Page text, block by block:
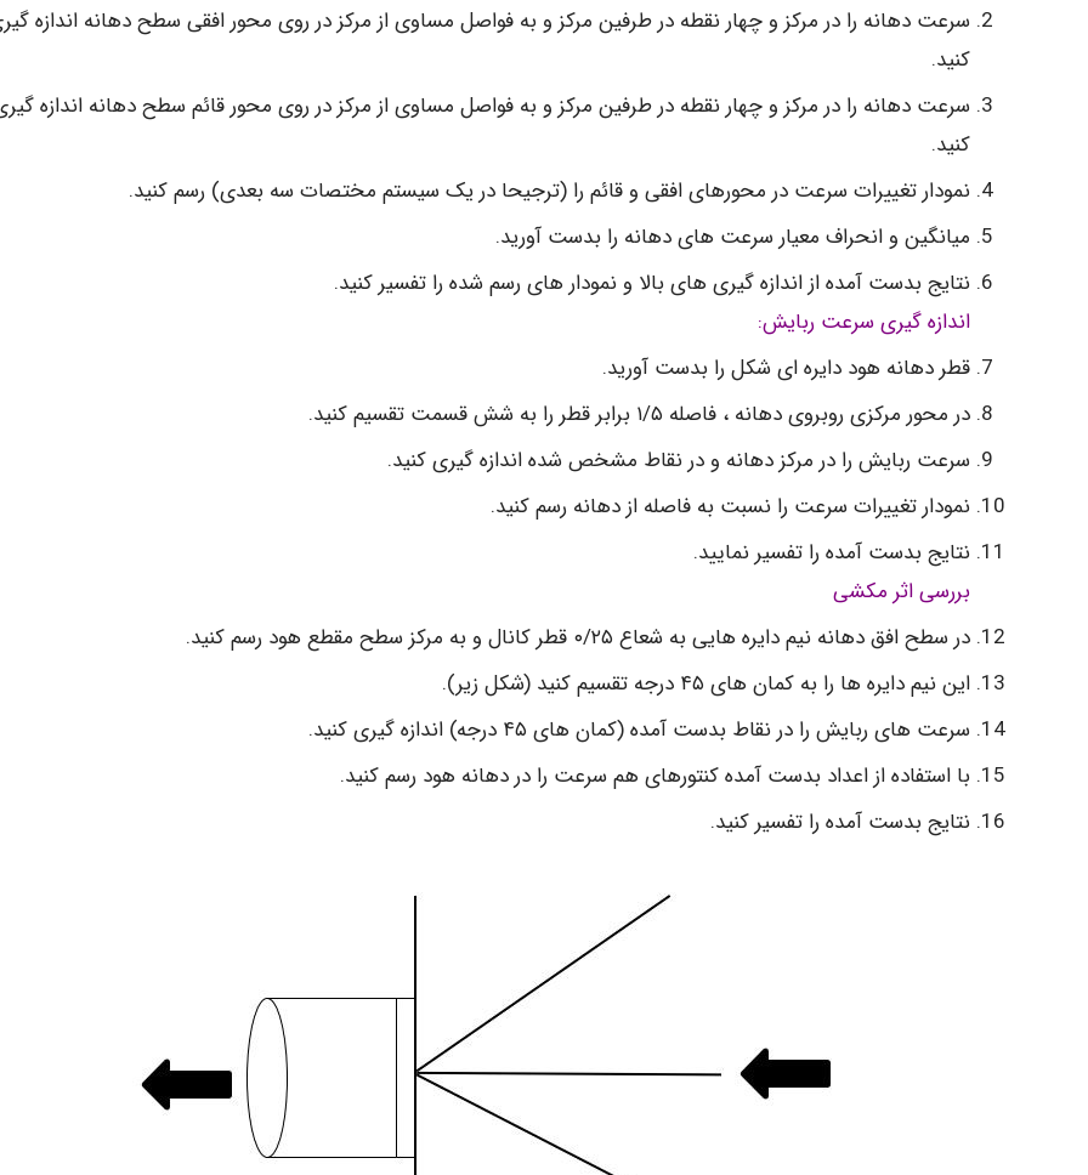
سرعت دهانه را در مرکز و چهار نقطه در طرفین مرکز و به فواصل مساوی از مرکز در روی محور افقی سطح دهانه اندازه
کنید.
سرعت دهانه را در مرکز و چهار نقطه در طرفین مرکز و به فواصل مساوی از مرکز در روی محور قائم سطح دهانه اندازه
کنید.
نمودار تغییرات سرعت در محورهای افقی و قائم را (ترجیحا در یک سیستم مختصات سه بعدی) رسم کنید.
میانگین و انحراف معیار سرعت های دهانه را بدست آورید.
نتایج بدست آمده از اندازه گیری های بالا و نمودار های رسم شده را تفسیر کنید.
اندازه گیری سرعت ربایش:
قطر دهانه هود دایره ای شکل را بدست آورید.
در محور مرکزی روبروی دهانه ، فاصله ۱/۵ برابر قطر را به شش قسمت تقسیم کنید.
سرعت ربایش را در مرکز دهانه و در نقاط مشخص شده اندازه گیری کنید.
نمودار تغییرات سرعت را نسبت به فاصله از دهانه رسم کنید.
نتایج بدست آمده را تفسیر نمایید.
بررسی اثر مکشی
در سطح افق دهانه نیم دایره هایی به شعاع ۰/۲۵ قطر کانال و به مرکز سطح مقطع هود رسم کنید.
این نیم دایره ها را به کمان های ۴۵ درجه تقسیم کنید (شکل زیر).
سرعت های ربایش را در نقاط بدست آمده (کمان های ۴۵ درجه) اندازه گیری کنید.
با استفاده از اعداد بدست آمده کنتورهای هم سرعت را در دهانه هود رسم کنید.
نتایج بدست آمده را تفسیر کنید.